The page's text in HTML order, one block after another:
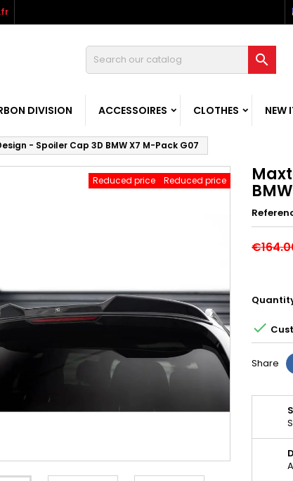

DIVISION ACCESSOIRES CLOTHES NEW
- Spoiler Cap 3D BMW X7 M-Pack G07
Reduced price
Reduced price

Share